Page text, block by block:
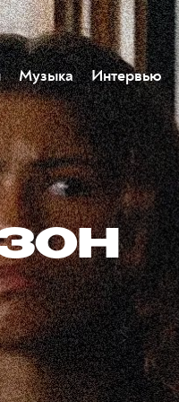
Музыка Интервью